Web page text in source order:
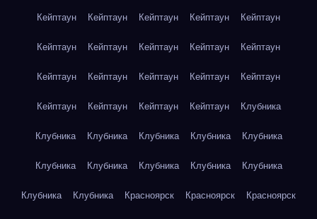
Кейптаун Кейптаун Кейптаун Кейптаун Кейптаун
Кейптаун Кейптаун Кейптаун Кейптаун Кейптаун
Кейптаун Кейптаун Кейптаун Кейптаун Кейптаун
Кейптаун Кейптаун Кейптаун Кейптаун Клубника
Клубника Клубника Клубника Клубника Клубника
Клубника Клубника Клубника Клубника Клубника
Клубника Клубника Красноярск Красноярск Красноярск